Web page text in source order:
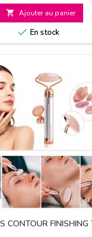
 Ajouter au panier
 En stock
CONTOUR FINISHING